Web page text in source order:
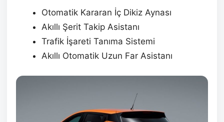
Otomatik Kararan İç Dikiz Aynası
Akıllı Şerit Takip Asistanı
Trafik İşareti Tanıma Sistemi
Akıllı Otomatik Uzun Far Asistanı